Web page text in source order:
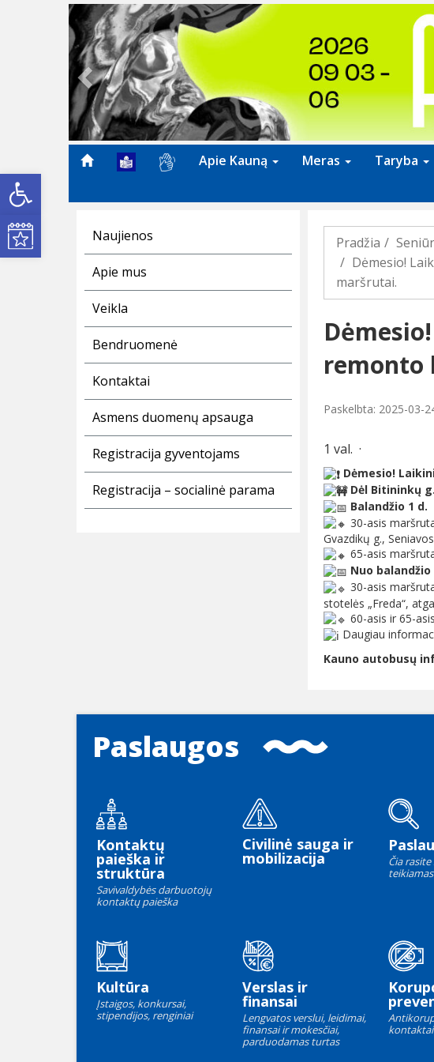
Open toolbar
Kultūros renginiai
Previous
Apie Kauną Meras Taryba
Naujienos
Apie mus
Veikla
Bendruomenė
Kontaktai
Asmens duomenų apsauga
Registracija gyventojams
Registracija – socialinė parama
Pradžia
Dėmesio!
maršrutai.
remonto
Paskelbta: 2025-03-
1 val. ·
Dėmesio!
Dėl Bitininkų
Balandžio 1 d.
30-asis
Gvazdikų g.,
65-asis
Nuo balandžio
30-asis
stotelės „Freda“,
60-asis ir 65-
Daugiau
Kauno autobusų
Paslaugos
Kontaktų
paieška ir
struktūra
Savivaldybės darbuotojų
kontaktų paieška
Civilinė sauga ir
mobilizacija
Čia
Kultūra
Įstaigos, konkursai,
stipendijos, renginiai
Verslas ir
finansai
Lengvatos verslui, leidimai,
finansai ir mokesčiai,
parduodamas turtas
kontaktai